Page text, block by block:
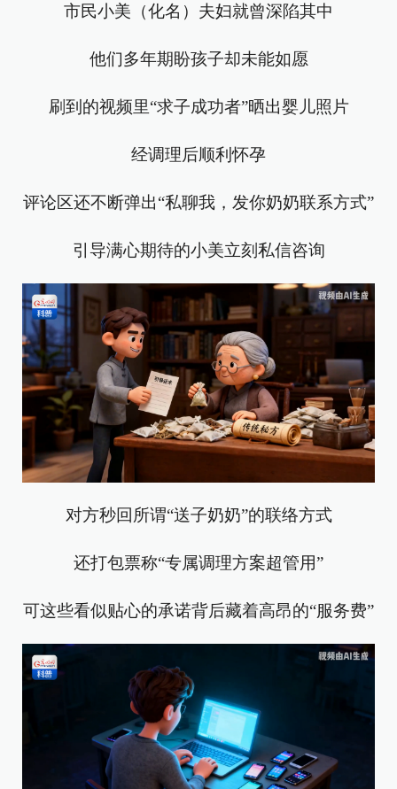
市民小美（化名）夫妇就曾深陷其中
他们多年期盼孩子却未能如愿
刷到的视频里“求子成功者”晒出婴儿照片
经调理后顺利怀孕
评论区还不断弹出“私聊我，发你奶奶联系方式”
引导满心期待的小美立刻私信咨询
对方秒回所谓“送子奶奶”的联络方式
还打包票称“专属调理方案超管用”
可这些看似贴心的承诺背后藏着高昂的“服务费”